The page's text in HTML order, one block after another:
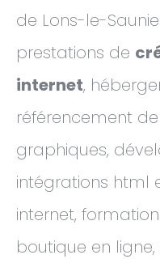
de Lons-le-
prestations de
internet,
référencement
graphiques,
intégrations html
internet,
boutique en